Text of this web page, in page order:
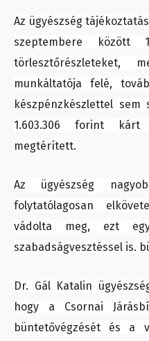
Az ügyészség
szeptembere között
törlesztőrészleteket,
munkáltatója felé,
készpénzkészlettel sem
1.603.306 forint
megtérített.
Az ügyészség
folytatólagosan
vádolta meg, ezt
szabadságvesztéssel is.
Dr. Gál Katalin
hogy a Csornai
büntetővégzését és a